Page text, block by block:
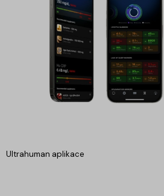
Ultrahuman aplikace